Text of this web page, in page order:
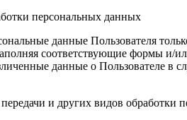
персональных данных
данные Пользователя
соответствующие формы и/
данные о Пользователе в
и других видов обработки